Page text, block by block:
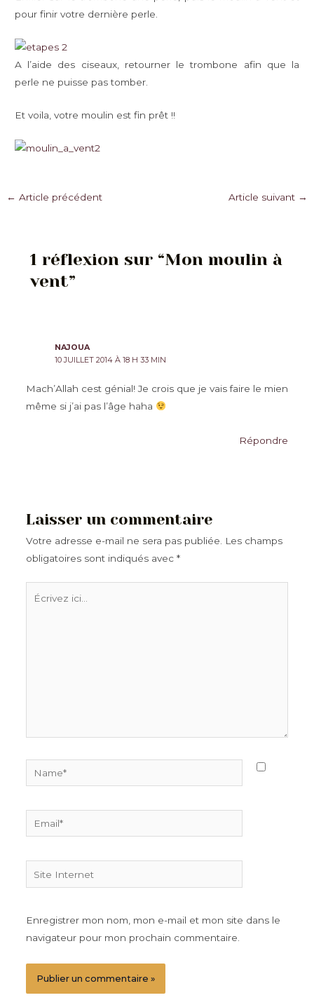
pour finir votre dernière perle.
A l’aide des ciseaux, retourner le trombone afin que la
perle ne puisse pas tomber.
Et voila, votre moulin est fin prêt !!
Navigation
← Article précédent Article suivant →
1 réflexion sur “Mon moulin à
vent”
NAJOUA
10 JUILLET 2014 À 18 H 33 MIN
Mach’Allah cest génial! Je crois que je vais faire le mien
même si j’ai pas l’âge haha
Répondre
Laisser un commentaire
Votre adresse e-mail ne sera pas publiée.
Les champs
obligatoires sont indiqués avec *
Site
Internet
Enregistrer mon nom, mon e-mail et mon site dans le
navigateur pour mon prochain commentaire.